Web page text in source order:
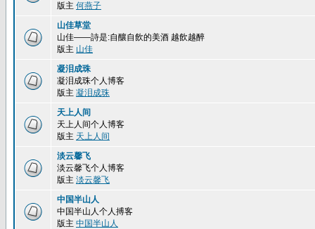
版主 何燕子
山佳草堂
山佳——詩是:自釀自飲的美酒 越飲越醉
版主 山佳
凝泪成珠
凝泪成珠个人博客
版主 凝泪成珠
天上人间
天上人间个人博客
版主 天上人间
淡云馨飞
淡云馨飞个人博客
版主 淡云馨飞
中国半山人
中国半山人个人搏客
版主 中国半山人